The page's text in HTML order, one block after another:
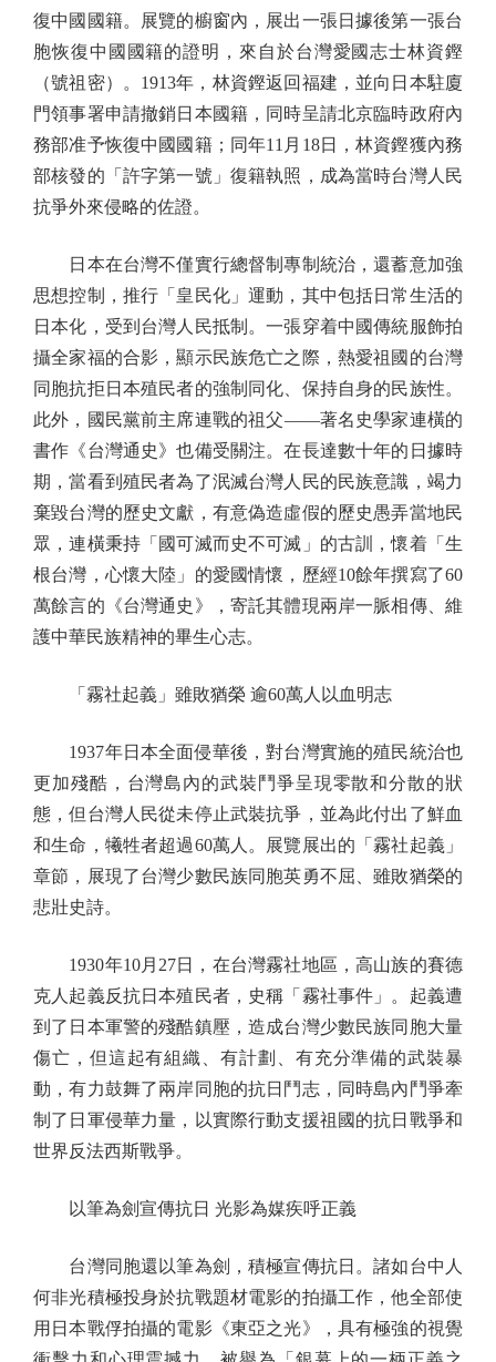
復中國國籍。展覽的櫥窗內，展出一張日據後第一張台
胞恢復中國國籍的證明，來自於台灣愛國志士林資鏗
（號祖密）。1913年，林資鏗返回福建，並向日本駐廈
門領事署申請撤銷日本國籍，同時呈請北京臨時政府內
務部准予恢復中國國籍；同年11月18日，林資鏗獲內務
部核發的「許字第一號」復籍執照，成為當時台灣人民
抗爭外來侵略的佐證。
日本在台灣不僅實行總督制專制統治，還蓄意加強
思想控制，推行「皇民化」運動，其中包括日常生活的
日本化，受到台灣人民抵制。一張穿着中國傳統服飾拍
攝全家福的合影，顯示民族危亡之際，熱愛祖國的台灣
同胞抗拒日本殖民者的強制同化、保持自身的民族性。
此外，國民黨前主席連戰的祖父——著名史學家連橫的
書作《台灣通史》也備受關注。在長達數十年的日據時
期，當看到殖民者為了泯滅台灣人民的民族意識，竭力
棄毀台灣的歷史文獻，有意偽造虛假的歷史愚弄當地民
眾，連橫秉持「國可滅而史不可滅」的古訓，懷着「生
根台灣，心懷大陸」的愛國情懷，歷經10餘年撰寫了60
萬餘言的《台灣通史》，寄託其體現兩岸一脈相傳、維
護中華民族精神的畢生心志。
「霧社起義」雖敗猶榮 逾60萬人以血明志
1937年日本全面侵華後，對台灣實施的殖民統治也
更加殘酷，台灣島內的武裝鬥爭呈現零散和分散的狀
態，但台灣人民從未停止武裝抗爭，並為此付出了鮮血
和生命，犧牲者超過60萬人。展覽展出的「霧社起義」
章節，展現了台灣少數民族同胞英勇不屈、雖敗猶榮的
悲壯史詩。
1930年10月27日，在台灣霧社地區，高山族的賽德
克人起義反抗日本殖民者，史稱「霧社事件」。起義遭
到了日本軍警的殘酷鎮壓，造成台灣少數民族同胞大量
傷亡，但這起有組織、有計劃、有充分準備的武裝暴
動，有力鼓舞了兩岸同胞的抗日鬥志，同時島內鬥爭牽
制了日軍侵華力量，以實際行動支援祖國的抗日戰爭和
世界反法西斯戰爭。
以筆為劍宣傳抗日 光影為媒疾呼正義
台灣同胞還以筆為劍，積極宣傳抗日。諸如台中人
何非光積極投身於抗戰題材電影的拍攝工作，他全部使
用日本戰俘拍攝的電影《東亞之光》，具有極強的視覺